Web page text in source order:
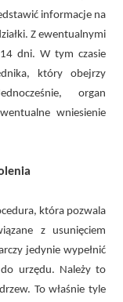
informacje na
Z ewentualnymi
dni. W tym czasie
który obejrzy
organ
wniesienie
która pozwala
z usunięciem
jedynie wypełnić
urzędu. Należy to
To właśnie tyle